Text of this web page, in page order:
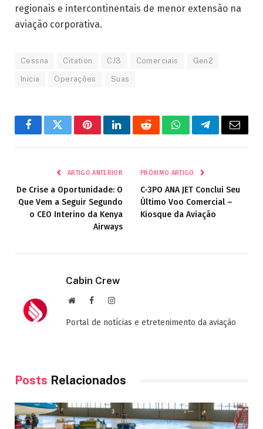
regionais e intercontinentais de menor extensão na
aviação corporativa.
Cessna Citation CJ3 Comerciais Gen2
Inicia Operações Suas
FacebookTwitterPinterestLinkedInRedditWhatsAppTelegrama
E-
ARTIGO ANTERIOR
De Crise a Oportunidade: O
Que Vem a Seguir Segundo
o CEO Interino da Kenya
Airways
PRÓXIMO ARTIGO
C-3PO ANA JET Conclui Seu
Último Voo Comercial –
Kiosque da Aviação
Cabin Crew
Site FacebookInstagram
Portal de notícias e etretenimento da aviação
Posts Relacionados